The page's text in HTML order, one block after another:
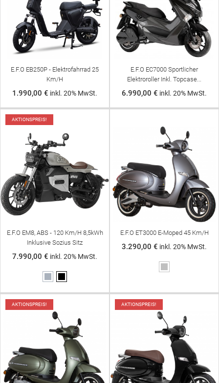
E.F.O EB250P - Elektrofahrrad 25
Km/h
1.990,00 € inkl. 20% MwSt.
E.F.O EC7000 Sportlicher
Elektroroller Inkl. Topcase...
6.990,00 € inkl. 20% MwSt.
AKTIONSPREIS!
E.F.O EM8, ABS - 120 Km/h 8,5kWh
Inklusive Sozius Sitz
7.990,00 € inkl. 20% MwSt.
E.F.O ET3000 E-Moped 45 Km/h
3.290,00 € inkl. 20% MwSt.
AKTIONSPREIS! AKTIONSPREIS!